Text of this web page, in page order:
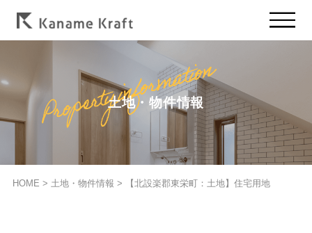
土地・物件情報
HOME > 土地・物件情報 > 【北設楽郡東栄町：土地】住宅用地